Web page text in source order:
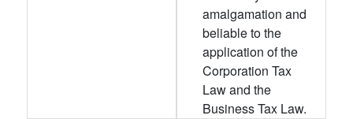
amalgamation and
beliable to the
application of the
Corporation Tax
Law and the
Business Tax Law.